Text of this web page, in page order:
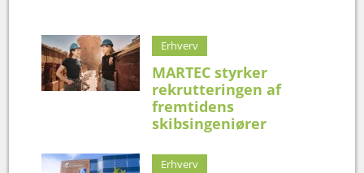
Erhverv
MARTEC styrker
rekrutteringen af
fremtidens
skibsingeniører
Erhverv